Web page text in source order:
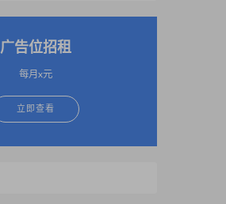
广告位招租
每月x元
立即查看